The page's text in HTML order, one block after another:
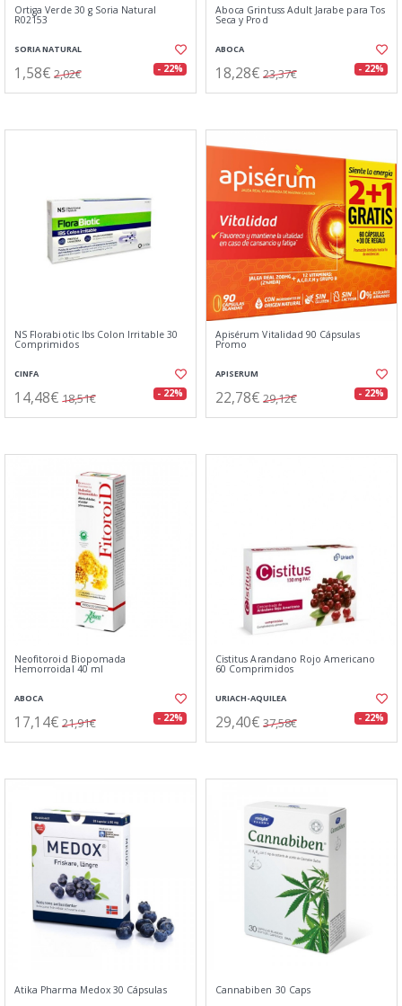
Ortiga Verde 30 g Soria Natural
R02153
SORIA NATURAL
1,58€ 2,02€ - 22%
Aboca Grintuss Adult Jarabe para Tos
Seca y Prod
ABOCA
18,28€ 23,37€ - 22%
NS Florabiotic Ibs Colon Irritable 30
Comprimidos
CINFA
14,48€ 18,51€ - 22%
Apisérum Vitalidad 90 Cápsulas
Promo
APISERUM
22,78€ 29,12€ - 22%
Neofitoroid Biopomada
Hemorroidal 40 ml
ABOCA
17,14€ 21,91€ - 22%
Cistitus Arandano Rojo Americano
60 Comprimidos
URIACH-AQUILEA
29,40€ 37,58€ - 22%
Atika Pharma Medox 30 Cápsulas Cannabiben 30 Caps